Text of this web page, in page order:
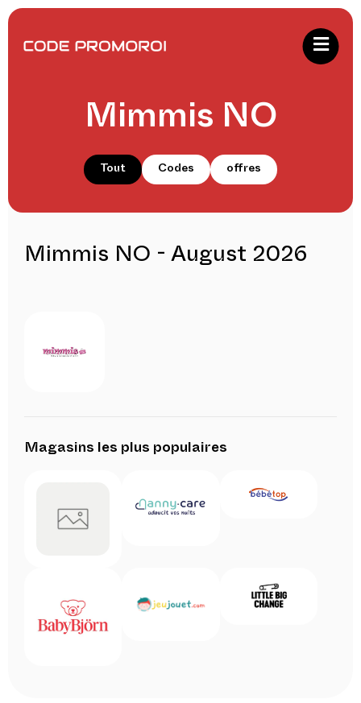
Mimmis NO
Tout Codes offres
Mimmis NO - August 2026
Magasins les plus populaires